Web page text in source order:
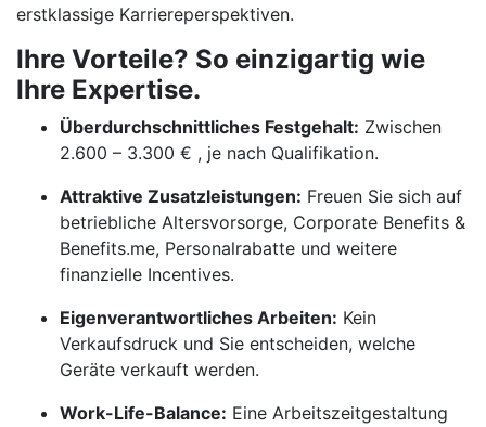
erstklassige Karriereperspektiven.
Ihre Vorteile? So einzigartig wie
Ihre Expertise.
Überdurchschnittliches Festgehalt: Zwischen
2.600 – 3.300 € , je nach Qualifikation.
Attraktive Zusatzleistungen: Freuen Sie sich auf
betriebliche Altersvorsorge, Corporate Benefits &
Benefits.me, Personalrabatte und weitere
finanzielle Incentives.
Eigenverantwortliches Arbeiten: Kein
Verkaufsdruck und Sie entscheiden, welche
Geräte verkauft werden.
Work-Life-Balance: Eine Arbeitszeitgestaltung